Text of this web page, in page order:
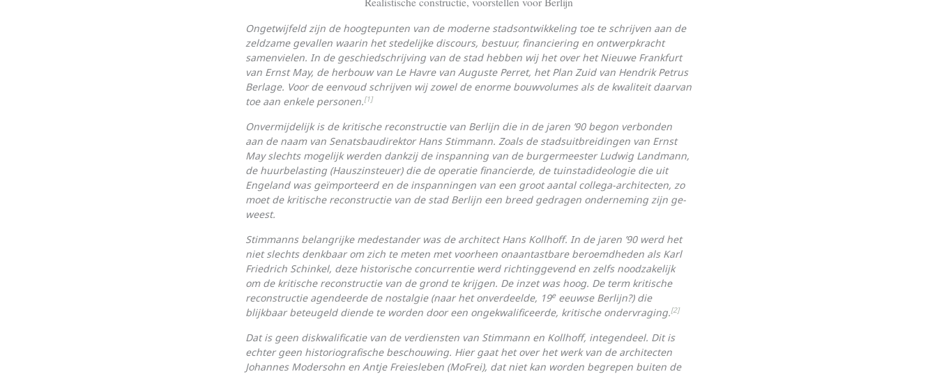
Ongetwijfeld zijn de hoogtepunten van de moderne stadsontwikkeling toe te schrijven aan de
zeldzame gevallen waarin het stedelijke discours, bestuur, financiering en ontwerpkracht
samenvielen. In de geschiedschrijving van de stad hebben wij het over het Nieuwe Frankfurt
van Ernst May, de herbouw van Le Havre van Auguste Perret, het Plan Zuid van Hendrik Petrus
Berlage. Voor de eenvoud schrijven wij zowel de enorme bouwvolumes als de kwaliteit daarvan
toe aan enkele personen.[1]
Onvermijdelijk is de kritische reconstructie van Berlijn die in de jaren ’90 begon verbonden
aan de naam van Senatsbaudirektor Hans Stimmann. Zoals de stadsuitbreidingen van Ernst
May slechts mogelijk werden dankzij de inspanning van de burgermeester Ludwig Land­mann,
de huurbelasting (Hauszinsteuer) die de operatie financierde, de tuinstadideologie die uit
Engeland was geïmporteerd en de inspanningen van een groot aantal collega-architecten, zo
moet de kritische reconstructie van de stad Berlijn een breed gedragen onderneming zijn ge­
weest.
Stimmanns belangrijke medestander was de architect Hans Kollhoff. In de jaren ’90 werd het
niet slechts denkbaar om zich te meten met voorheen onaantastbare be­roemdheden als Karl
Fried­rich Schinkel, deze historische concurrentie werd richtinggevend en zelfs noodzakelijk
om de kritische reconstructie van de grond te krijgen. De inzet was hoog. De term kritische
recon­structie agendeerde de nostalgie (naar het onverdeelde, 19eeeuwse Berlijn?) die
blijkbaar be­teugeld diende te worden door een ongekwalificeerde, kritische ondervraging.[2]
Dat is geen diskwalificatie van de verdiensten van Stimmann en Kollhoff, integendeel. Dit is
echter geen historiografische beschouwing. Hier gaat het over het werk van de architecten
Johannes Moder­sohn en Antje Freiesleben (MoFrei), dat niet kan worden begrepen buiten de